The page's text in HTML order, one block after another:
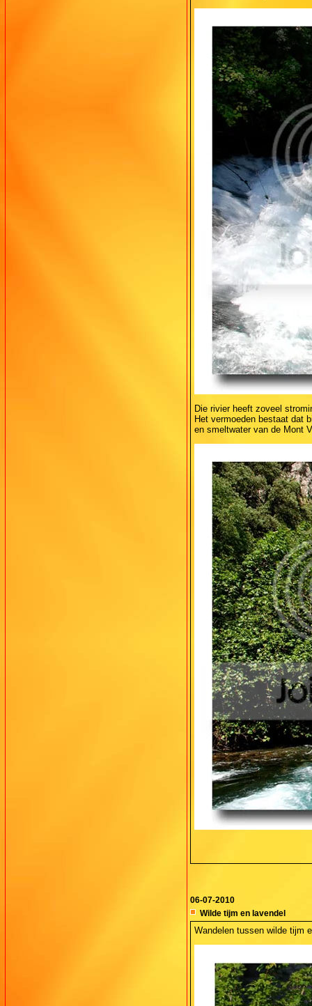
Die rivier heeft zoveel
Het vermoeden bestaat dat
en smeltwater van de Mont
06-07-2010
Wilde tijm en lavendel
Wandelen tussen wilde tijm